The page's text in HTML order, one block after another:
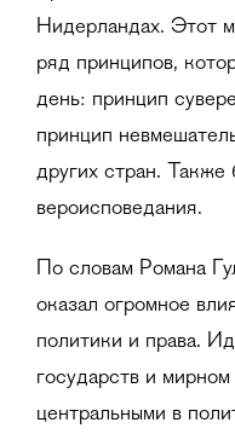
Нидерландах. Этот
ряд принципов,
день: принцип
принцип
других стран. Также
вероисповедания.
По словам Романа
оказал огромное
политики и права.
государств и
центральными в